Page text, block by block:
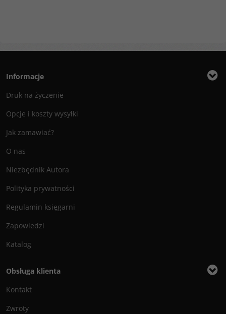
Informacje
Druk na życzenie
Opcje i koszty wysyłki
Jak zamawiać?
O nas
Niezbędnik Autora
Polityka prywatności
Regulamin księgarni
Zapowiedzi
Katalog
Obsługa klienta
Kontakt
Zwroty